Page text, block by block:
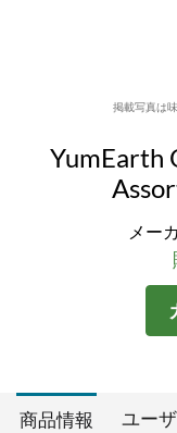
掲載写真は
YumEarth
メー
商品情報 ユー